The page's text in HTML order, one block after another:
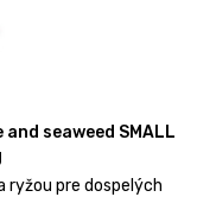
seaweed SMALL
ryžou pre dospelých